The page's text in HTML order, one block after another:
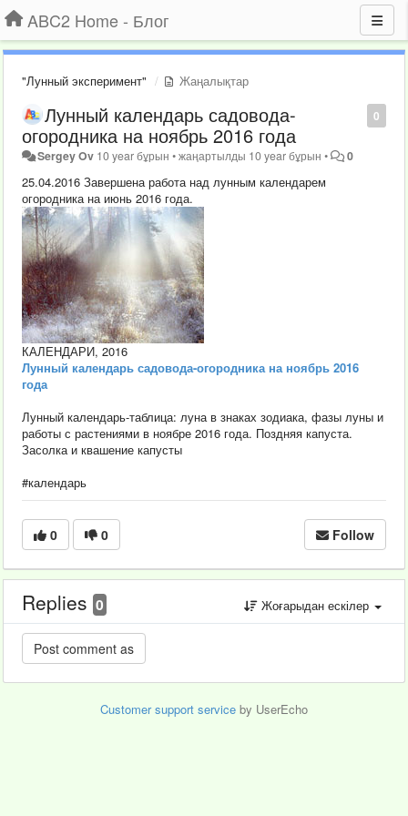
ABC2 Home - Блог
"Лунный эксперимент" Жаңалықтар
0
Лунный календарь садовода-
огородника на ноябрь 2016 года
Sergey Ov 10 year бұрын •жаңартылды 10 year бұрын • 0
25.04.2016 Завершена работа над лунным календарем
огородника на июнь 2016 года.
КАЛЕНДАРИ, 2016
Лунный календарь садовода-огородника на ноябрь 2016
года
Лунный календарь-таблица: луна в знаках зодиака, фазы луны и
работы с растениями в ноябре 2016 года. Поздняя капуста.
Засолка и квашение капусты
#календарь
0 0 Follow
Replies 0 Жоғарыдан ескілер
Customer support service by UserEcho